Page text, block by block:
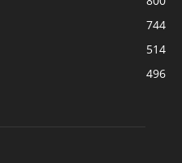
744
514
496